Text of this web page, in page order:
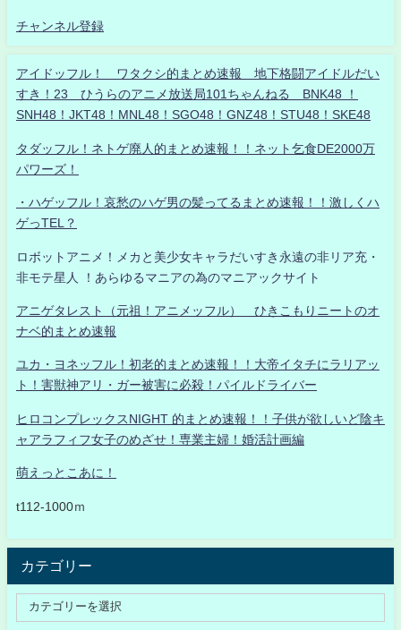
チャンネル登録
アイドッフル！ ワタクシ的まとめ速報 地下格闘アイドルだい
すき！23 ひうらのアニメ放送局101ちゃんねる BNK48 ！
SNH48！JKT48！MNL48！SGO48！GNZ48！STU48！SKE48
タダッフル！ネトゲ廃人的まとめ速報！！ネット乞食DE2000万
パワーズ！
・ハゲッフル！哀愁のハゲ男の髪ってるまとめ速報！！激しくハ
ゲっTEL？
ロボットアニメ！メカと美少女キャラだいすき永遠の非リア充・
非モテ星人 ！あらゆるマニアの為のマニアックサイト
アニゲタレスト（元祖！アニメッフル） ひきこもりニートのオ
ナベ的まとめ速報
ユカ・ヨネッフル！初老的まとめ速報！！大帝イタチにラリアッ
ト！害獣神アリ・ガー被害に必殺！パイルドライバー
ヒロコンプレックスNIGHT 的まとめ速報！！子供が欲しいど陰キ
ャアラフィフ女子のめざせ！専業主婦！婚活計画編
萌えっとこあに！
t112-1000ｍ
カテゴリー